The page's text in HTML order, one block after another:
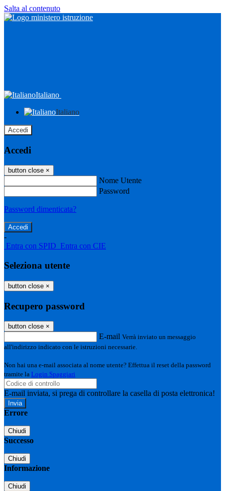
Salta al contenuto
Italiano
Italiano
Accedi
Accedi
button close ×
Nome Utente
Password
Password dimenticata?
-
Entra con SPID Entra con CIE
Seleziona utente
button close ×
Recupero password
button close ×
E-mail Verrà inviato un messaggio
all'indirizzo indicato con le istruzioni necessarie.
Non hai una e-mail associata al nome utente? Effettua il reset della password
tramite la Login Spaggiari
E-mail inviata, si prega di controllare la casella di posta elettronica!
Errore
Chiudi
Successo
Chiudi
Informazione
Chiudi